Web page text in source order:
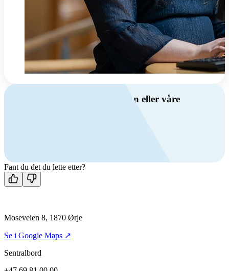
Har du spørsmål om ventilasjon eller våre
Kontakt oss
Fant du det du lette etter?
Moseveien 8, 1870 Ørje
Se i Google Maps ↗
Sentralbord